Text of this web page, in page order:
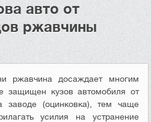
авто от
ржавчины
ржавчина досаждает многим
защищен кузов автомобиля от
заводе (оцинковка), тем чаще
усилия на устранение